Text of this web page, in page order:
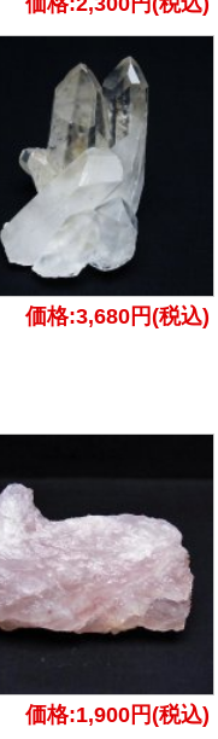
価格:3,680円(税込)
価格:1,900円(税込)